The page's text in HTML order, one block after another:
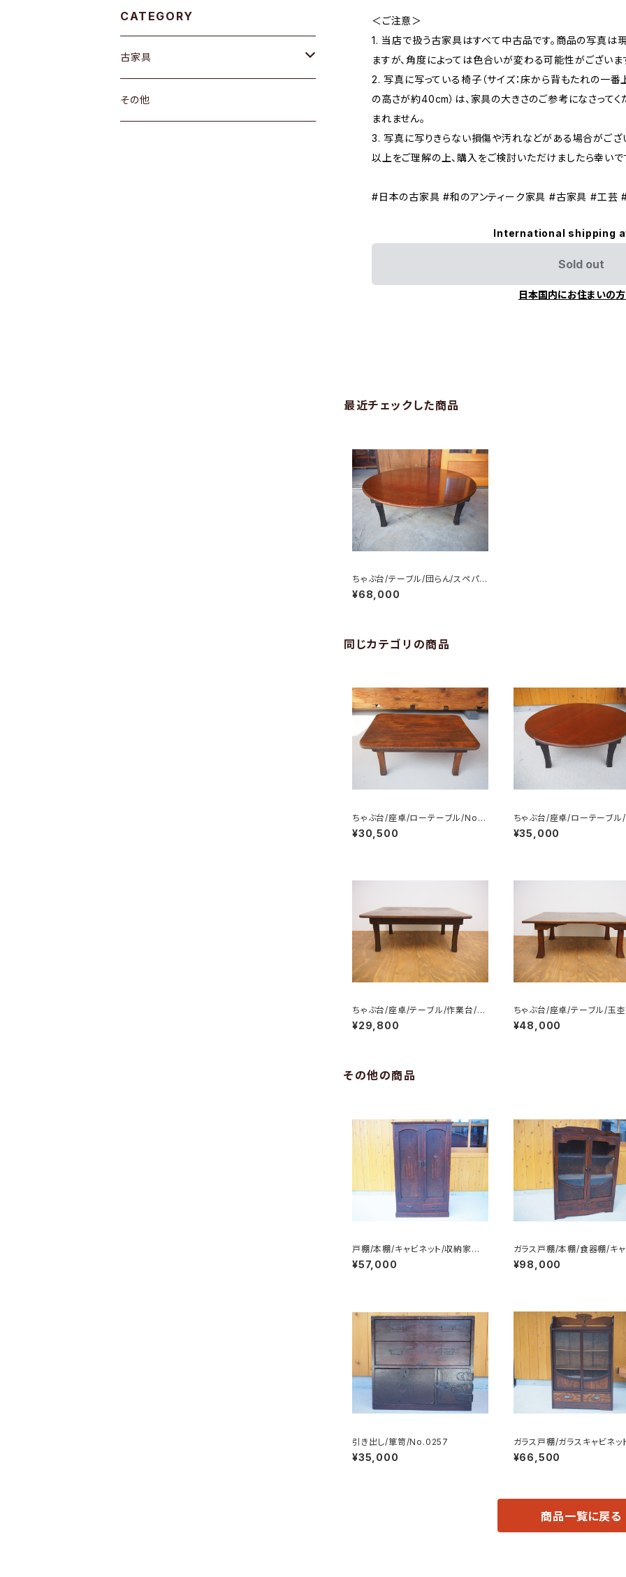
＜ご注意＞
1. 当店で扱う古家具はすべて中古品です。商品の写真は
ますが、角度によっては色合いが変わる可能性がございま
2. 写真に写っている椅子（サイズ：床から背もたれの一
の高さが約40cm）は、家具の大きさのご参考になさって
まれません。
3. 写真に写りきらない損傷や汚れなどがある場合がござ
以上をご理解の上、購入をご検討いただけましたら幸いで
#日本の古家具 #和のアンティーク家具 #古家具 #工芸
International shipping
Sold out
日本国内にお住まいの
最近チェックした商品
ちゃぶ台/テーブル/団らん/スペパ/
日本文化/No.0108
¥68,000
同じカテゴリの商品
ちゃぶ台/座卓/ローテーブル/No.0
351
¥30,500
ちゃぶ台/座卓/ローテーブ
349
¥35,000
ちゃぶ台/座卓/テーブル/作業台/折
り畳み式/No.0009
¥29,800
ちゃぶ台/座卓/テーブル/玉
パが良い/No.0109
¥48,000
その他の商品
戸棚/本棚/キャビネット/収納家具/
No.0300
¥57,000
ガラス戸棚/本棚/食器棚/キ
ット/No.0304
¥98,000
引き出し/箪笥/No.0257
¥35,000
ガラス戸棚/ガラスキャビネッ
器棚/飾り棚/No.0205
¥66,500
商品一覧に戻る
CATEGORY
古家具
箪笥
その他